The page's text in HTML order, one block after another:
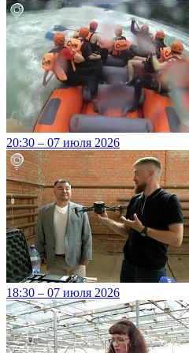
20:30 – 07 июля 2026
18:30 – 07 июля 2026